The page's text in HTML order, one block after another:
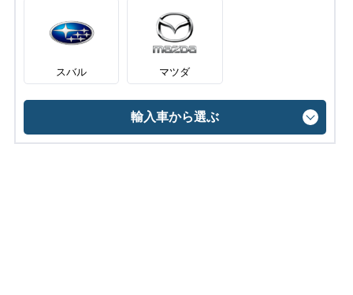
スバル マツダ
輸入車から選ぶ